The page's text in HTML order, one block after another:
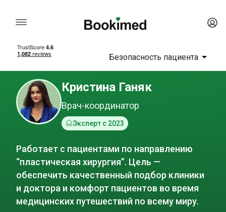
Безопасность пациента
Кристина Ганяк
Врач-координатор
Эксперт с 2023
Работает с пациентами по направлению
“пластическая хирургия”. Цель —
обеспечить качественный подбор клиники
и доктора и комфорт пациентов во время
медицинских путешествий по всему миру.